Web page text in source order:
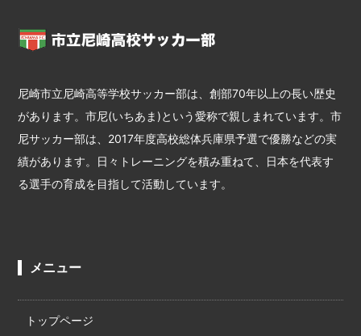
尼崎市立尼崎高等学校サッカー部は、創部70年以上の長い歴史
があります。市尼(いちあま)という愛称で親しまれています。市
尼サッカー部は、2017年度高校総体兵庫県予選で優勝などの実
績があります。日々トレーニングを積み重ねて、日本を代表す
る選手の育成を目指して活動しています。
メニュー
トップページ